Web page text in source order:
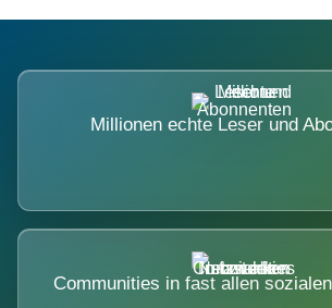
Millionen echte Leser und
Communities in fast allen